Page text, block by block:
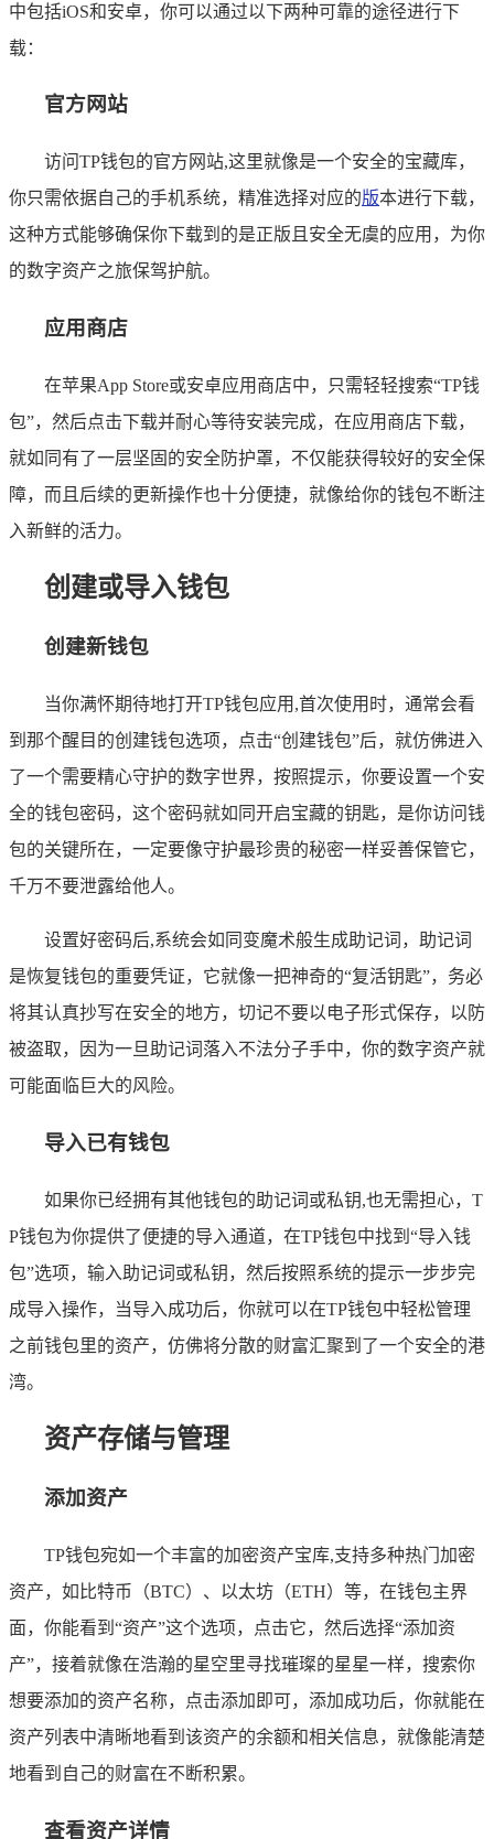
中包括iOS和安卓，你可以通过以下两种可靠的途径进行下
载：
官方网站
访问TP钱包的官方网站,这里就像是一个安全的宝藏库，
你只需依据自己的手机系统，精准选择对应的版本进行下载，
这种方式能够确保你下载到的是正版且安全无虞的应用，为你
的数字资产之旅保驾护航。
应用商店
在苹果App Store或安卓应用商店中，只需轻轻搜索“TP钱
包”，然后点击下载并耐心等待安装完成，在应用商店下载，
就如同有了一层坚固的安全防护罩，不仅能获得较好的安全保
障，而且后续的更新操作也十分便捷，就像给你的钱包不断注
入新鲜的活力。
创建或导入钱包
创建新钱包
当你满怀期待地打开TP钱包应用,首次使用时，通常会看
到那个醒目的创建钱包选项，点击“创建钱包”后，就仿佛进入
了一个需要精心守护的数字世界，按照提示，你要设置一个安
全的钱包密码，这个密码就如同开启宝藏的钥匙，是你访问钱
包的关键所在，一定要像守护最珍贵的秘密一样妥善保管它，
千万不要泄露给他人。
设置好密码后,系统会如同变魔术般生成助记词，助记词
是恢复钱包的重要凭证，它就像一把神奇的“复活钥匙”，务必
将其认真抄写在安全的地方，切记不要以电子形式保存，以防
被盗取，因为一旦助记词落入不法分子手中，你的数字资产就
可能面临巨大的风险。
导入已有钱包
如果你已经拥有其他钱包的助记词或私钥,也无需担心，T
P钱包为你提供了便捷的导入通道，在TP钱包中找到“导入钱
包”选项，输入助记词或私钥，然后按照系统的提示一步步完
成导入操作，当导入成功后，你就可以在TP钱包中轻松管理
之前钱包里的资产，仿佛将分散的财富汇聚到了一个安全的港
湾。
资产存储与管理
添加资产
TP钱包宛如一个丰富的加密资产宝库,支持多种热门加密
资产，如比特币（BTC）、以太坊（ETH）等，在钱包主界
面，你能看到“资产”这个选项，点击它，然后选择“添加资
产”，接着就像在浩瀚的星空里寻找璀璨的星星一样，搜索你
想要添加的资产名称，点击添加即可，添加成功后，你就能在
资产列表中清晰地看到该资产的余额和相关信息，就像能清楚
地看到自己的财富在不断积累。
查看资产详情